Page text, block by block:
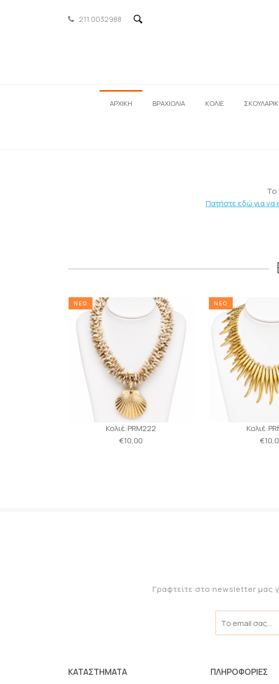
211 0032988
ΑΡΧΙΚΗ ΒΡΑΧΙΟΛΙΑ ΚΟΛΙΕ
Το
Πατήστε εδώ για να
ΝΕΟ
Κολιέ:PRM222
€10,00
ΝΕΟ
Γραφτείτε στο newsletter μας
ΚΑΤΑΣΤΗΜΑΤΑ ΠΛΗΡΟΦΟΡΙΕΣ